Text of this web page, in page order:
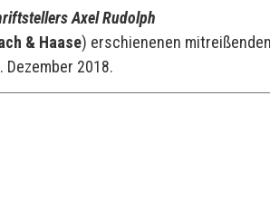
Axel Rudolph
& Haase) erschienenen
Dezember 2018.